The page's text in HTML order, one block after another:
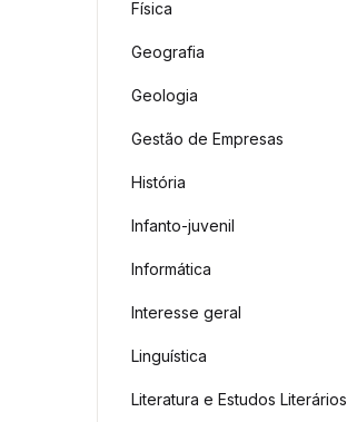
Física
Geografia
Geologia
Gestão de Empresas
História
Infanto-juvenil
Informática
Interesse geral
Linguística
Literatura e Estudos Literários